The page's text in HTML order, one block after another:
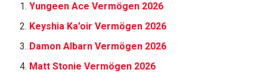
Yungeen Ace Vermögen 2026
Keyshia Ka’oir Vermögen 2026
Damon Albarn Vermögen 2026
Matt Stonie Vermögen 2026